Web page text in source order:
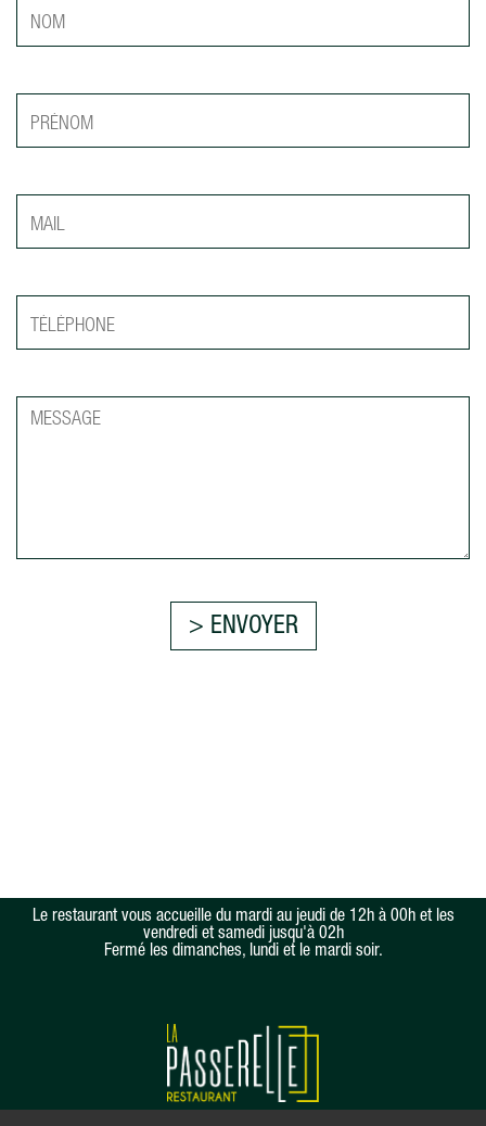
Le restaurant vous accueille du mardi au jeudi de 12h à 00h et les
vendredi et samedi jusqu'à 02h
Fermé les dimanches, lundi et le mardi soir.